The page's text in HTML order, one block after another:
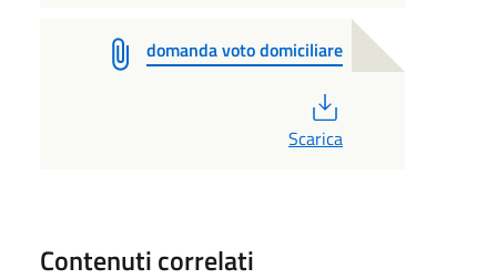
domanda voto domiciliare
Scarica
Contenuti correlati